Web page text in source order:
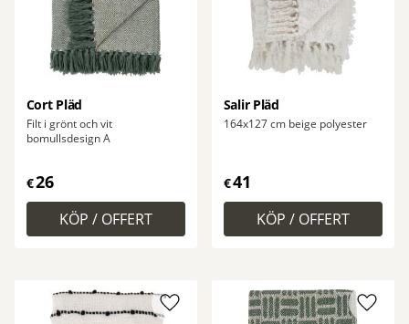
Cort Pläd
Filt i grönt och vit
bomullsdesign A
€26
Salir Pläd
164x127 cm beige polyester
€41
Lägg till i favoriter Lägg